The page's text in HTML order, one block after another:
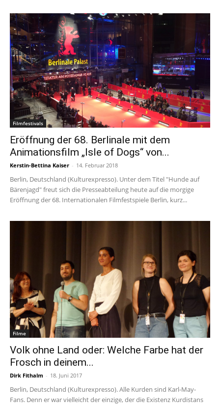
Filmfestivals
Eröffnung der 68. Berlinale mit dem
Animationsfilm „Isle of Dogs“ von...
Kerstin-Bettina Kaiser - 14. Februar 2018
Berlin, Deutschland (Kulturexpresso). Unter dem Titel "Hunde auf
Bärenjagd" freut sich die Presseabteilung heute auf die morgige
Eröffnung der 68. Internationalen Filmfestspiele Berlin, kurz...
Filme
Volk ohne Land oder: Welche Farbe hat der
Frosch in deinem...
Dirk Fithalm - 18. Juni 2017
Berlin, Deutschland (Kulturexpresso). Alle Kurden sind Karl-May-
Fans. Denn er war vielleicht der einzige, der die Existenz Kurdistans